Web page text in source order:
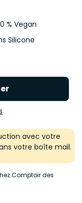
% Vegan
Silicone
avec votre
votre boîte mail.
Comptoir des